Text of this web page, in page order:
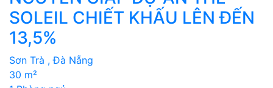
SOLEIL CHIẾT KHẤU LÊN ĐẾN
13,5%
Sơn Trà , Đà Nẵng
30 m²